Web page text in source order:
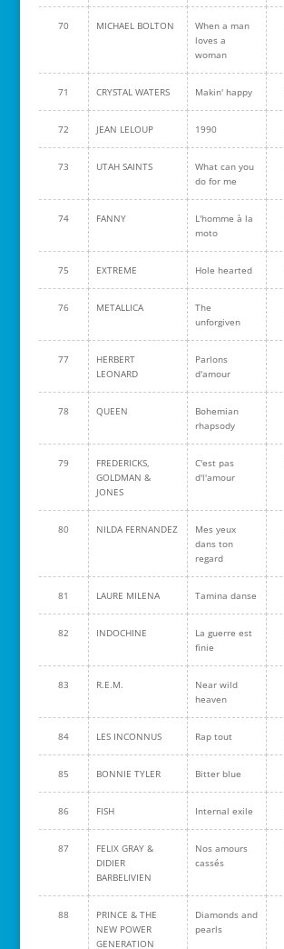
70 MICHAEL BOLTON
When a man
loves a
woman
71 CRYSTAL WATERS Makin' happy
72 JEAN LELOUP 1990
73 UTAH SAINTS
What can you
do for me
74 FANNY
L'homme à la
moto
75 EXTREME Hole hearted
76 METALLICA
The
unforgiven
77
HERBERT
LEONARD
Parlons
d'amour
78 QUEEN
Bohemian
rhapsody
79
FREDERICKS,
GOLDMAN &
JONES
C'est pas
d'l'amour
80 NILDA FERNANDEZ
Mes yeux
dans ton
regard
81 LAURE MILENA Tamina danse
82 INDOCHINE
La guerre est
finie
83 R.E.M.
Near wild
heaven
84 LES INCONNUS Rap tout
85 BONNIE TYLER Bitter blue
86 FISH Internal exile
87
FELIX GRAY &
DIDIER
BARBELIVIEN
Nos amours
cassés
88
PRINCE & THE
NEW POWER
GENERATION
Diamonds and
pearls